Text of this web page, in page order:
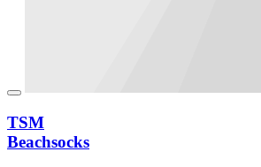
TSM
Beachsocks